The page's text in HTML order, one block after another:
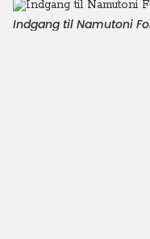
Indgang til Namutoni